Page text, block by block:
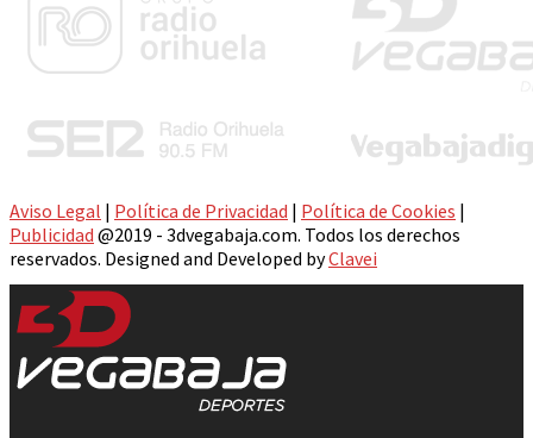
Aviso Legal | Política de Privacidad | Política de Cookies |
Publicidad @2019 - 3dvegabaja.com. Todos los derechos
reservados. Designed and Developed byClavei